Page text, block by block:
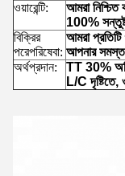
ওয়ারেন্টি:
আমরা
100%
বিক্রির
পরেপরিষেবা:
আমরা
আপনার সমস্ত
অর্থপ্রদান:
TT 30%
L/C দৃষ্টিতে,